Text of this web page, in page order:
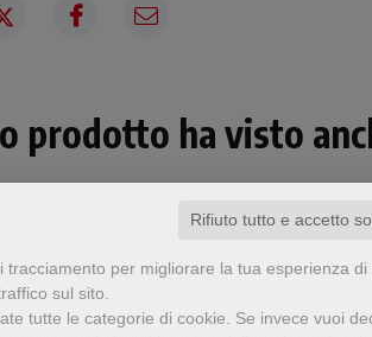
Rifiuto tutto e accetto
per migliorare la tua esperienza di
sul sito.
tutte le categorie di cookie. Se invece vuoi
prodotto ha visto